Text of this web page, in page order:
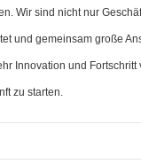
Wir sind nicht nur
und gemeinsam große
Innovation und
zu starten.